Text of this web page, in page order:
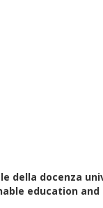
della docenza
education and